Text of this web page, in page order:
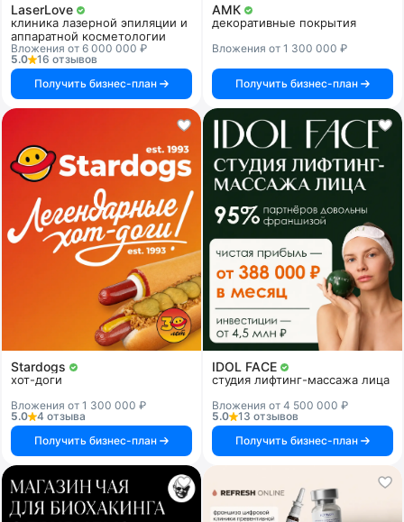
LaserLove
клиника лазерной эпиляции и
аппаратной косметологии
Вложения от 6 000 000 ₽
5.0
16 отзывов
Получить бизнес-план
АМК
декоративные покрытия
Вложения от 1 300 000 ₽
Получить бизнес-план
Stardogs
хот-доги
Вложения от 1 300 000 ₽
5.0
4 отзыва
Получить бизнес-план
IDOL FACE
студия лифтинг-массажа лица
Вложения от 4 500 000 ₽
5.0
13 отзывов
Получить бизнес-план